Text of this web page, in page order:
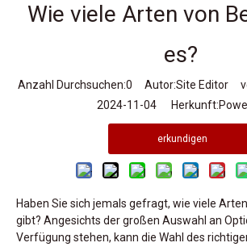
Wie viele Arten von
es?
Anzahl Durchsuchen:0 Autor:Site Editor
2024-11-04 Herkunft:
erkundigen
Haben Sie sich jemals gefragt, wie viele
gibt? Angesichts der großen Auswahl an
Verfügung stehen, kann die Wahl des